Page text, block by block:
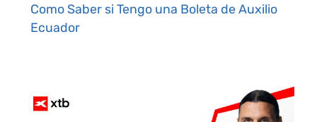
Como Saber si Tengo una Boleta de Auxilio
Ecuador